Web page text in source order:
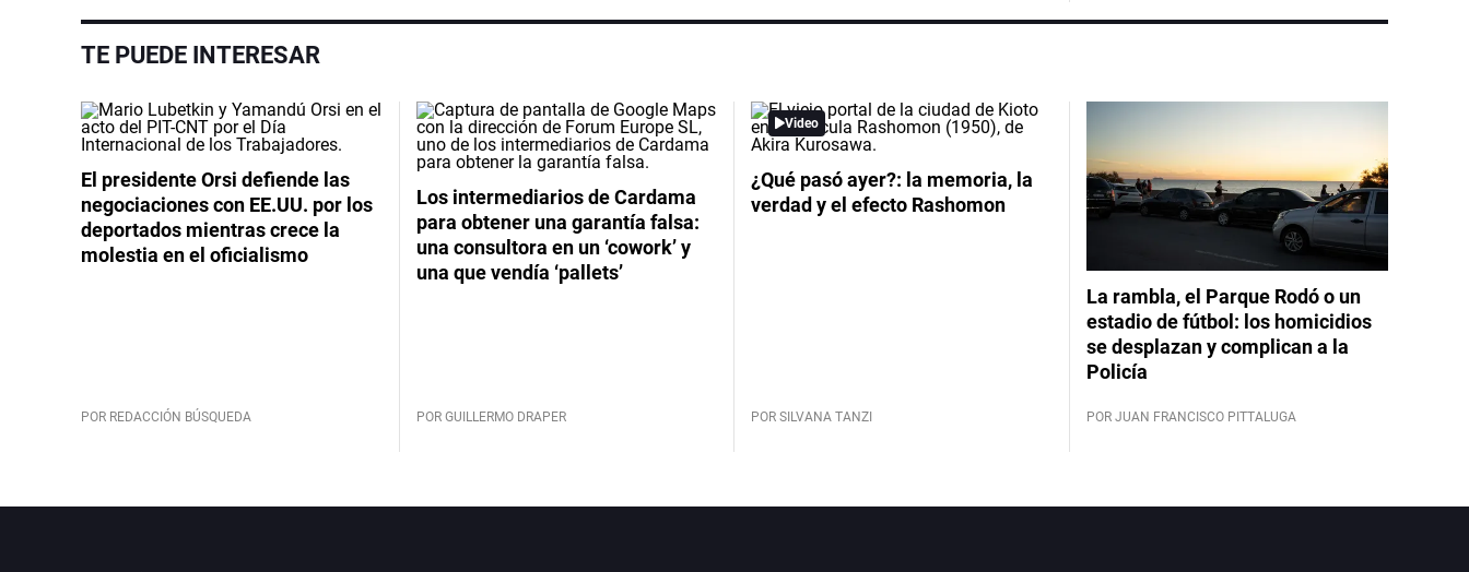
TE PUEDE INTERESAR
El presidente Orsi defiende las
negociaciones con EE.UU. por los
deportados mientras crece la
molestia en el oficialismo
POR REDACCIÓN BÚSQUEDA
Los intermediarios de Cardama
para obtener una garantía falsa:
una consultora en un ‘cowork’ y
una que vendía ‘pallets’
POR GUILLERMO DRAPER
Video
¿Qué pasó ayer?: la memoria, la
verdad y el efecto Rashomon
POR SILVANA TANZI
La rambla, el Parque Rodó o un
estadio de fútbol: los homicidios
se desplazan y complican a la
Policía
POR JUAN FRANCISCO PITTALUGA